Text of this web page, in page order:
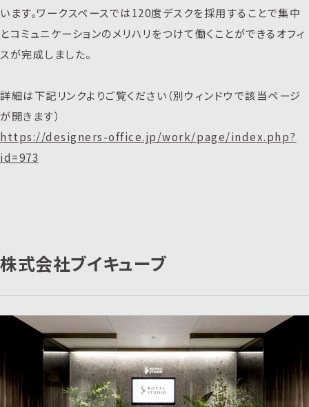
います。ワークスペースでは120度デスクを採用することで集中
とコミュニケーションのメリハリをつけて働くことができるオフィ
スが完成しました。
詳細は下記リンクよりご覧ください（別ウィンドウで該当ページ
が開きます）
https://designers-office.jp/work/page/index.php?
id=973
株式会社ブイキューブ